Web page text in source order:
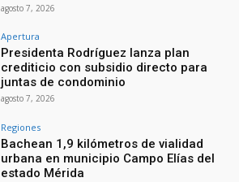
agosto 7, 2026
Apertura
Presidenta Rodríguez lanza plan
crediticio con subsidio directo para
juntas de condominio
agosto 7, 2026
Regiones
Bachean 1,9 kilómetros de vialidad
urbana en municipio Campo Elías del
estado Mérida